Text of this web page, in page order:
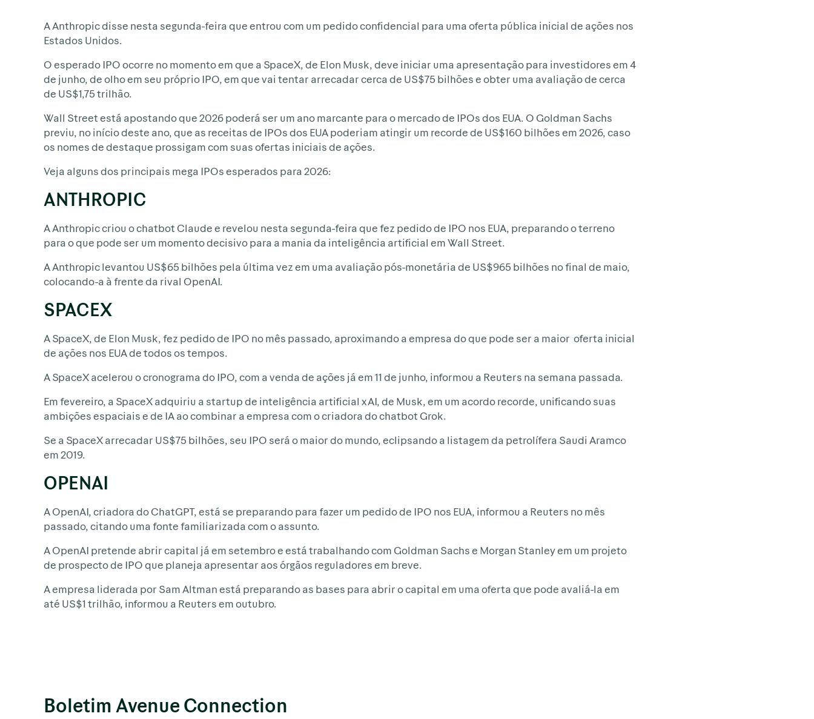
A Anthropic disse nesta segunda-feira que entrou com um pedido confidencial para uma oferta pública inicial de ações nos
Estados Unidos.
O esperado IPO ocorre no momento em que a SpaceX, de Elon Musk, deve iniciar uma apresentação para investidores em 4
de junho, de olho em seu próprio IPO, em que vai tentar arrecadar cerca de US$75 bilhões e obter uma avaliação de cerca
de US$1,75 trilhão.
Wall Street está apostando que 2026 poderá ser um ano marcante para o mercado de IPOs dos EUA. O Goldman Sachs
previu, no início deste ano, que as receitas de IPOs dos EUA poderiam atingir um recorde de US$160 bilhões em 2026, caso
os nomes de destaque prossigam com suas ofertas iniciais de ações.
Veja alguns dos principais mega IPOs esperados para 2026:
ANTHROPIC
A Anthropic criou o chatbot Claude e revelou nesta segunda-feira que fez pedido de IPO nos EUA, preparando o terreno
para o que pode ser um momento decisivo para a mania da inteligência artificial em Wall Street.
A Anthropic levantou US$65 bilhões pela última vez em uma avaliação pós-monetária de US$965 bilhões no final de maio,
colocando-a à frente da rival OpenAI.
SPACEX
A SpaceX, de Elon Musk, fez pedido de IPO no mês passado, aproximando a empresa do que pode ser a maior oferta inicial
de ações nos EUA de todos os tempos.
A SpaceX acelerou o cronograma do IPO, com a venda de ações já em 11 de junho, informou a Reuters na semana passada.
Em fevereiro, a SpaceX adquiriu a startup de inteligência artificial xAI, de Musk, em um acordo recorde, unificando suas
ambições espaciais e de IA ao combinar a empresa com o criadora do chatbot Grok.
Se a SpaceX arrecadar US$75 bilhões, seu IPO será o maior do mundo, eclipsando a listagem da petrolífera Saudi Aramco
em 2019.
OPENAI
A OpenAI, criadora do ChatGPT, está se preparando para fazer um pedido de IPO nos EUA, informou a Reuters no mês
passado, citando uma fonte familiarizada com o assunto.
A OpenAI pretende abrir capital já em setembro e está trabalhando com Goldman Sachs e Morgan Stanley em um projeto
de prospecto de IPO que planeja apresentar aos órgãos reguladores em breve.
A empresa liderada por Sam Altman está preparando as bases para abrir o capital em uma oferta que pode avaliá-la em
até US$1 trilhão, informou a Reuters em outubro.
Boletim Avenue Connection